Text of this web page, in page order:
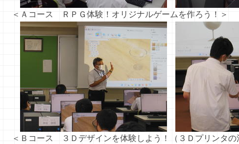
＜Ａコース ＲＰＧ体験！オリジナルゲームを作ろう！＞
＜Ｂコース ３Ｄデザインを体験しよう！（３Ｄプリンタの